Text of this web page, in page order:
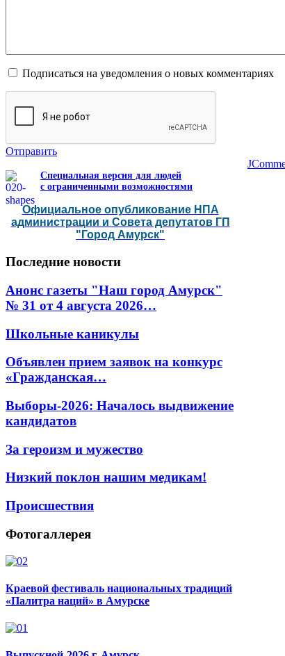
Подписаться на уведомления о новых комментариях
Отправить
Специальная версия для людей
с ограниченными возможностями
Официальное опубликование НПА
администрации и Совета депутатов ГП
"Город Амурск"
Последние новости
Анонс газеты "Наш город Амурск"
№ 31 от 4 августа 2026…
Школьные каникулы
Объявлен прием заявок на конкурс
«Гражданская…
Выборы-2026: Началось выдвижение
кандидатов
За героизм и мужество
Низкий поклон нашим медикам!
Происшествия
Фотогаллерея
Краевой фестиваль национальных традиций
«Палитра наций» в Амурске